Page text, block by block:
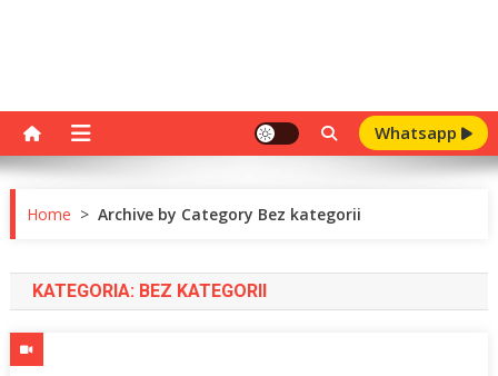
Whatsapp
Home > Archive by Category Bez kategorii
KATEGORIA: BEZ KATEGORII